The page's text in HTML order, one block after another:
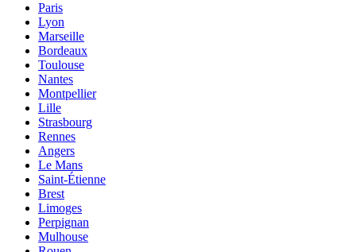
Paris
Lyon
Marseille
Bordeaux
Toulouse
Nantes
Montpellier
Lille
Strasbourg
Rennes
Angers
Le Mans
Saint-Étienne
Brest
Limoges
Perpignan
Mulhouse